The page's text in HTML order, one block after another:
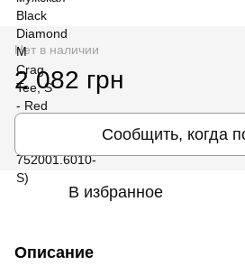
Нет в наличии
2 082 грн
Сообщить, когда
В избранное
Описание